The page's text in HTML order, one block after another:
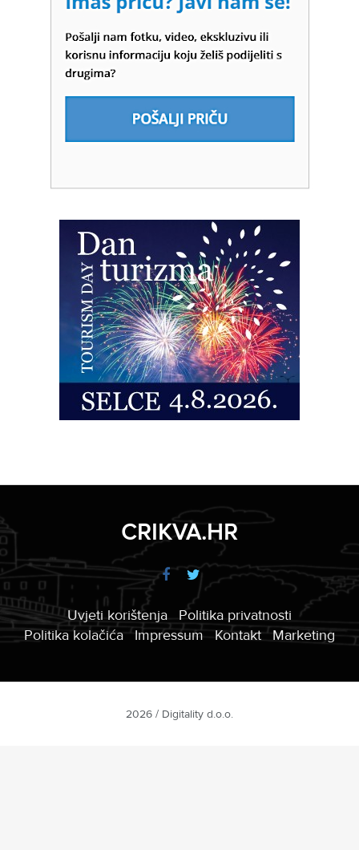
CRIKVA.HR
Uvjeti korištenja
Politika privatnosti
Politika kolačića
Impressum Kontakt Marketing
2026 / Digitality d.o.o.